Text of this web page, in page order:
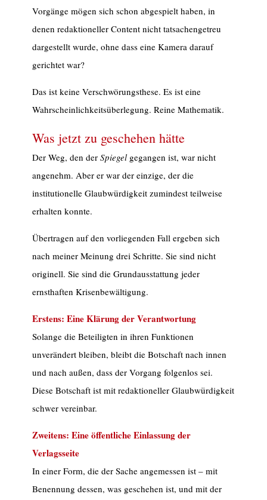
Vorgänge mögen sich schon abgespielt haben, in
denen redaktioneller Content nicht tatsachengetreu
dargestellt wurde, ohne dass eine Kamera darauf
gerichtet war?
Das ist keine Verschwörungsthese. Es ist eine
Wahrscheinlichkeitsüberlegung. Reine Mathematik.
Was jetzt zu geschehen hätte
Der Weg, den der Spiegelgegangen ist, war nicht
angenehm. Aber er war der einzige, der die
institutionelle Glaubwürdigkeit zumindest teilweise
erhalten konnte.
Übertragen auf den vorliegenden Fall ergeben sich
nach meiner Meinung drei Schritte. Sie sind nicht
originell. Sie sind die Grundausstattung jeder
ernsthaften Krisenbewältigung.
Erstens: Eine Klärung der Verantwortung
Solange die Beteiligten in ihren Funktionen
unverändert bleiben, bleibt die Botschaft nach innen
und nach außen, dass der Vorgang folgenlos sei.
Diese Botschaft ist mit redaktioneller Glaubwürdigkeit
schwer vereinbar.
Zweitens: Eine öffentliche Einlassung der
Verlagsseite
In einer Form, die der Sache angemessen ist – mit
Benennung dessen, was geschehen ist, und mit der